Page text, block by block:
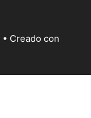
• Creado con